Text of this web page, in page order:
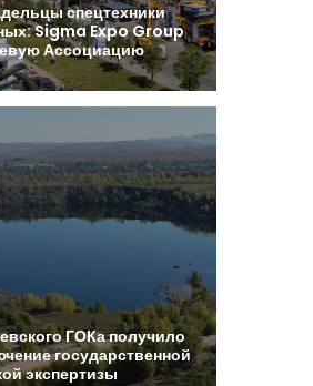
спецтехники
SigmaExpoGroup
Ассоциацию
ГОКаполучило
государственной
экспертизы